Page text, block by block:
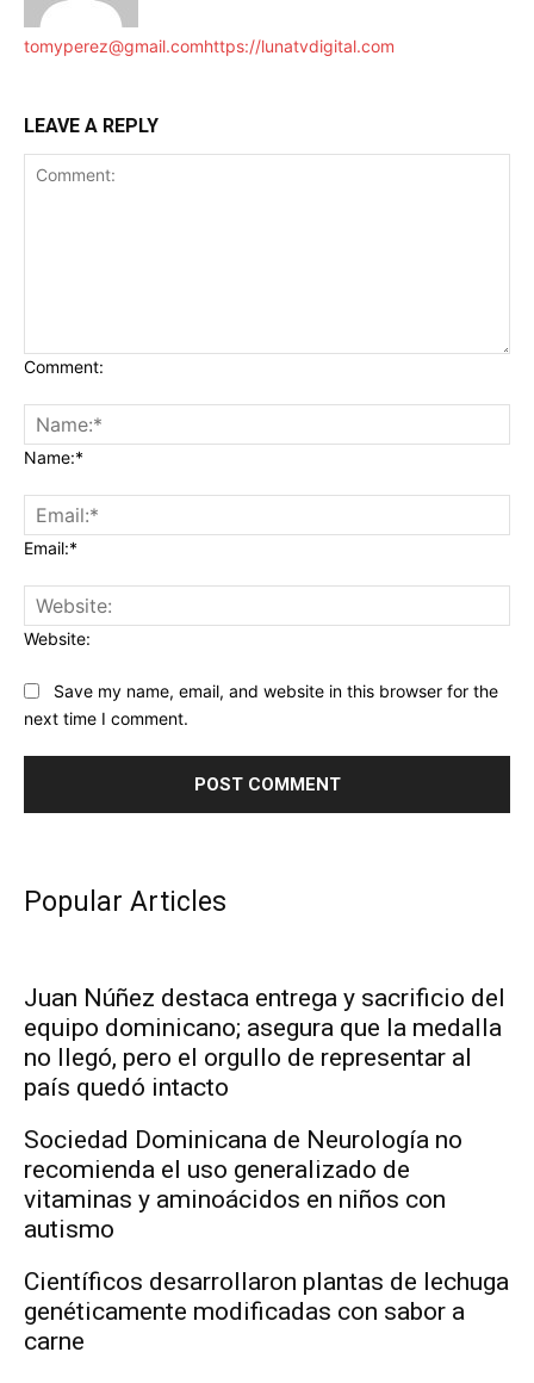
tomyperez@gmail.comhttps://lunatvdigital.com
LEAVE A REPLY
Comment:
Name:*
Email:*
Website:
Save my name, email, and website in this browser for the
next time I comment.
Popular Articles
Juan Núñez destaca entrega y sacrificio del
equipo dominicano; asegura que la medalla
no llegó, pero el orgullo de representar al
país quedó intacto
Sociedad Dominicana de Neurología no
recomienda el uso generalizado de
vitaminas y aminoácidos en niños con
autismo
Científicos desarrollaron plantas de lechuga
genéticamente modificadas con sabor a
carne